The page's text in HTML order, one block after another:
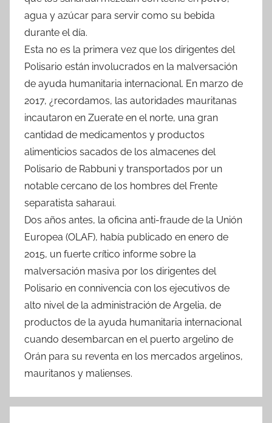
agua y azúcar para servir como su bebida
durante el día.
Esta no es la primera vez que los dirigentes del
Polisario están involucrados en la malversación
de ayuda humanitaria internacional. En marzo de
2017, ¿recordamos, las autoridades mauritanas
incautaron en Zuerate en el norte, una gran
cantidad de medicamentos y productos
alimenticios sacados de los almacenes del
Polisario de Rabbuni y transportados por un
notable cercano de los hombres del Frente
separatista saharaui.
Dos años antes, la oficina anti-fraude de la Unión
Europea (OLAF), había publicado en enero de
2015, un fuerte crítico informe sobre la
malversación masiva por los dirigentes del
Polisario en connivencia con los ejecutivos de
alto nivel de la administración de Argelia, de
productos de la ayuda humanitaria internacional
cuando desembarcan en el puerto argelino de
Orán para su reventa en los mercados argelinos,
mauritanos y malienses.